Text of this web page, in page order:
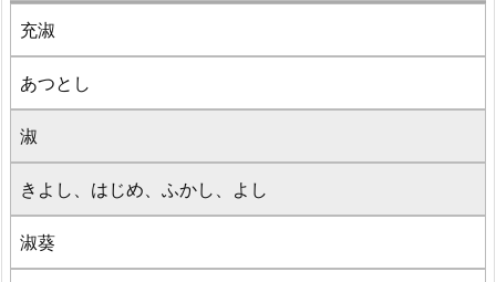
充淑
あつとし
淑
きよし、はじめ、ふかし、よし
淑葵